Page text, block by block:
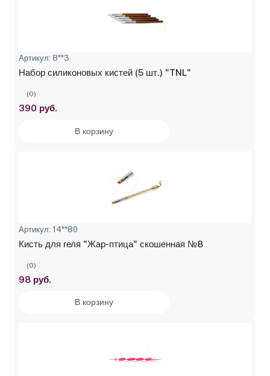
Артикул: 8**3
Набор силиконовых кистей (5 шт.) "TNL"
(0)
390 руб.
В корзину
Артикул: 14**80
Кисть для геля "Жар-птица" скошенная №8
(0)
98 руб.
В корзину